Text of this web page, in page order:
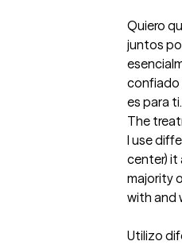
Quiero
juntos
confiado
es para
The
I use
center) it
majority
with and
Utilizo